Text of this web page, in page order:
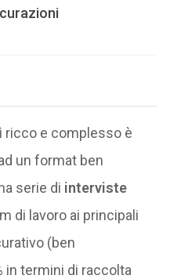
ricco e complesso è
un format ben
serie di interviste
di lavoro ai principali
(ben
in termini di raccolta